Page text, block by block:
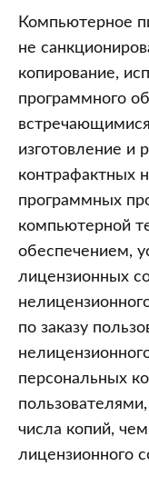
Компьютерное
не
копирование,
программного
изготовление и
контрафактных
программных
компьютерной
обеспечением,
лицензионных
по заказу
персональных
числа копий,
лицензионного